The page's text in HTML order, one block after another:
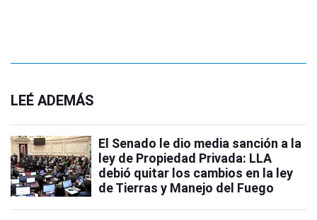
LEÉ ADEMÁS
El Senado le dio media sanción a la
ley de Propiedad Privada: LLA
debió quitar los cambios en la ley
de Tierras y Manejo del Fuego